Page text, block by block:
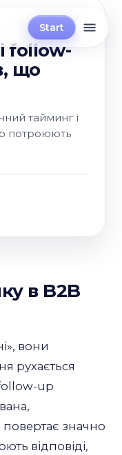
Start
follow-
що
тайминг і
потроюють
в B2B
вони
рухається
up
повертає значно
відповіді,